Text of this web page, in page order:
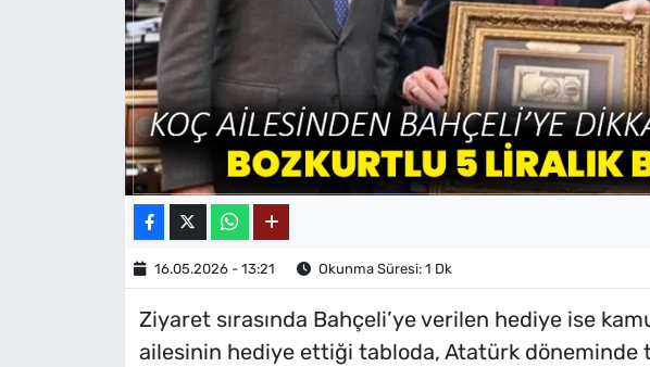
16.05.2026 - 13:21 Okunma Süresi: 1 Dk
Ziyaret sırasında Bahçeli’ye verilen hediye ise
ailesinin hediye ettiği tabloda, Atatürk döneminde